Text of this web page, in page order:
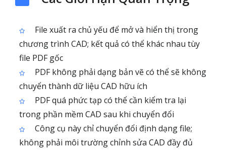
File xuất ra chủ yếu để mở và hiển thị trong
chương trình CAD; kết quả có thể khác nhau tùy
file PDF gốc
PDF không phải dạng bản vẽ có thể sẽ không
chuyển thành dữ liệu CAD hữu ích
PDF quá phức tạp có thể cần kiểm tra lại
trong phần mềm CAD sau khi chuyển đổi
Công cụ này chỉ chuyển đổi định dạng file;
không phải môi trường chỉnh sửa CAD đầy đủ